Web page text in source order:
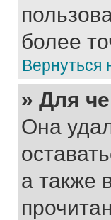
более
Вернуться
» Для
Она
а также